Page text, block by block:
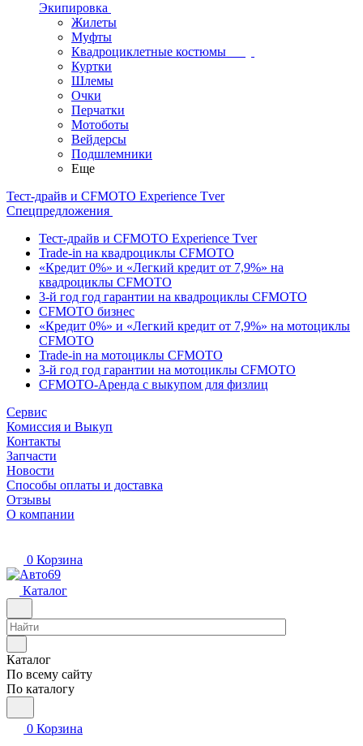
Экипировка
Жилеты
Муфты
Квадроциклетные костюмы
Куртки
Шлемы
Очки
Перчатки
Мотоботы
Вейдерсы
Подшлемники
Еще
Тест-драйв и CFMOTO Experience Tver
Спецпредложения
Тест-драйв и CFMOTO Experience Tver
Trade-in на квадроциклы CFMOTO
«Кредит 0%» и «Легкий кредит от 7,9%» на
квадроциклы CFMOTO
3-й год год гарантии на квадроциклы CFMOTO
CFMOTO бизнес
«Кредит 0%» и «Легкий кредит от 7,9%» на мотоциклы
CFMOTO
Trade-in на мотоциклы CFMOTO
3-й год год гарантии на мотоциклы CFMOTO
CFMOTO-Аренда с выкупом для физлиц
Сервис
Комиссия и Выкуп
Контакты
Запчасти
Новости
Способы оплаты и доставка
Отзывы
О компании
0 Корзина
Каталог
Каталог
По всему сайту
По каталогу
0 Корзина